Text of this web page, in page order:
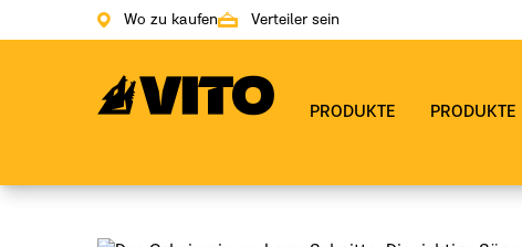
Wo zu kaufen Verteiler sein
Zur Hauptseite gehen
PRODUKTE
PRODUKTE